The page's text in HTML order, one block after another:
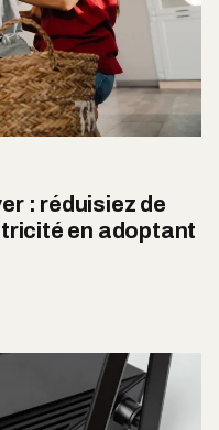
: réduisiez de
en adoptant